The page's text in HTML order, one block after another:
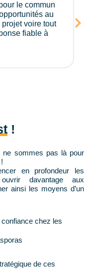
le commun
au
projet voire tout
fiable à
!
ne sommes pas là pour
en profondeur les
davantage aux
ainsi les moyens d’un
chez les
de ces